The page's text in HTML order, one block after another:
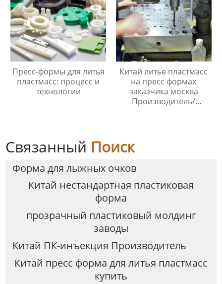
Пресс-формы для литья
пластмасс: процесс и
технологии
Китай литье пластмасс
на пресс формах
заказчика москва
Производитель/
Связанный Поиск
Форма для лыжных очков
Китай нестандартная пластиковая
форма
прозрачный пластиковый молдинг
заводы
Китай ПК-инъекция Производитель
Китай пресс форма для литья пластмасс
купить